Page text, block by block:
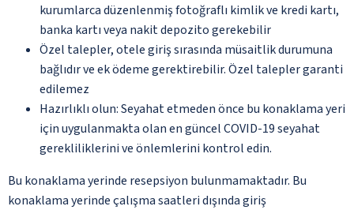
kurumlarca düzenlenmiş fotoğraflı kimlik ve kredi kartı,
banka kartı veya nakit depozito gerekebilir
Özel talepler, otele giriş sırasında müsaitlik durumuna
bağlıdır ve ek ödeme gerektirebilir. Özel talepler garanti
edilemez
Hazırlıklı olun: Seyahat etmeden önce bu konaklama yeri
için uygulanmakta olan en güncel COVID-19 seyahat
gerekliliklerini ve önlemlerini kontrol edin.
Bu konaklama yerinde resepsiyon bulunmamaktadır. Bu
konaklama yerinde çalışma saatleri dışında giriş